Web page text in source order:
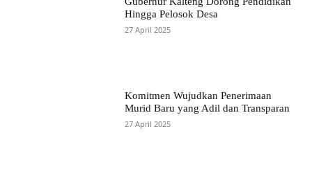
Hingga Pelosok Desa
27 April 2025
Komitmen Wujudkan Penerimaan
Murid Baru yang Adil dan Transparan
27 April 2025